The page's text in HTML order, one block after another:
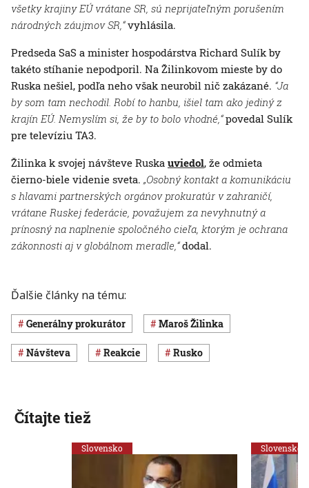
všetky krajiny EÚ vrátane SR, sú neprijateľným porušením
národných záujmov SR,“vyhlásila.
Predseda SaS a minister hospodárstva Richard Sulík by
takéto stíhanie nepodporil. Na Žilinkovom mieste by do
Ruska nešiel, podľa neho však neurobil nič zakázané. ​“Ja
by som tam nechodil. Robí to hanbu, išiel tam ako jediný z
krajín EÚ. Nemyslím si, že by to bolo vhodné,“povedal Sulík
pre televíziu TA3.
Žilinka k svojej návšteve Ruska uviedol, že odmieta
čierno-biele videnie sveta. „Osobný kontakt a komunikáciu
s hlavami partnerských orgánov prokuratúr v zahraničí,
vrátane Ruskej federácie, považujem za nevyhnutný a
prínosný na naplnenie spoločného cieľa, ktorým je ochrana
zákonnosti aj v globálnom meradle,“dodal.
Ďalšie články na tému:
generálny prokurátor Maroš Žilinka
návšteva reakcie Rusko
Čítajte tiež
Slovensko Slovensko